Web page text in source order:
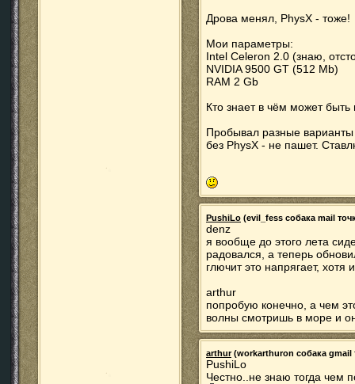
Дрова менял, PhysX - тоже!
Мои параметры:
Intel Celeron 2.0 (знаю,
NVIDIA 9500 GT (512 Mb)
RAM 2 Gb
Кто знает в чём может
Пробывал разные
без PhysX - не пашет.
PushiLo (evil_fess собака mail
denz
я вообще до этого лета
радовался, а теперь
глючит это напрягает, хотя
arthur
попробую конечно, а чем
волны смотришь в море и
arthur(workarthuron собака gmail
PushiLo
Честно..не знаю тогда чем